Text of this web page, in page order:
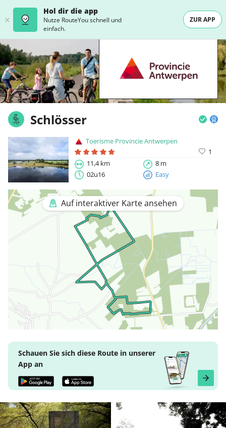
Hol dir die app
Nutze RouteYou schnell und
einfach.
ZUR APP
Schlösser
Toerisme Provincie Antwerpen
1
11,4 km
8 m
02u16
Easy
Auf interaktiver Karte ansehen
Schauen Sie sich diese Route in unserer
App an